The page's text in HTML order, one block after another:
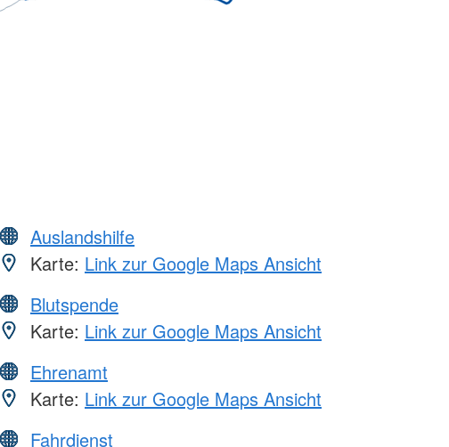
Auslandshilfe
Karte: Link zur Google Maps Ansicht
Blutspende
Karte: Link zur Google Maps Ansicht
Ehrenamt
Karte: Link zur Google Maps Ansicht
Fahrdienst